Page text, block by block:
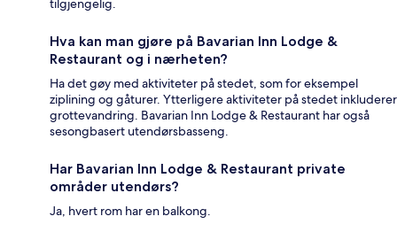
tilgjengelig.
Hva kan man gjøre på Bavarian Inn Lodge &
Restaurant og i nærheten?
Ha det gøy med aktiviteter på stedet, som for eksempel
ziplining og gåturer. Ytterligere aktiviteter på stedet inkluderer
grottevandring. Bavarian Inn Lodge & Restaurant har også
sesongbasert utendørsbasseng.
Har Bavarian Inn Lodge & Restaurant private
områder utendørs?
Ja, hvert rom har en balkong.